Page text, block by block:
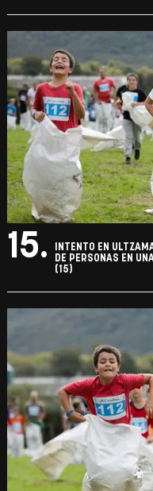
15.
INTENTO EN
DE PERSONAS EN
(15)